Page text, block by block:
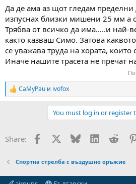
Да де ама аз щот гледам
изпуснах близки мишени 25 мм а
Трябва от всичко да има.....и най-
както казваш Симо. Затова
се уважава труда на хората, които
Иначе нашите трасета не пречат
R
e
o
:
CaMyPau и ivofox
You must log in or register
Share: Facebook Bluesky LinkedIn
Спортна стрелба с въздушно оръжие